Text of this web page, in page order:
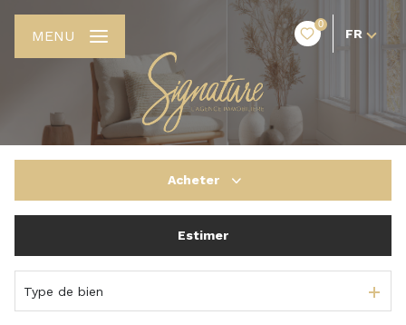
0
FR
MENU
Acheter
De l'immo pro
Estimer
Type de bien